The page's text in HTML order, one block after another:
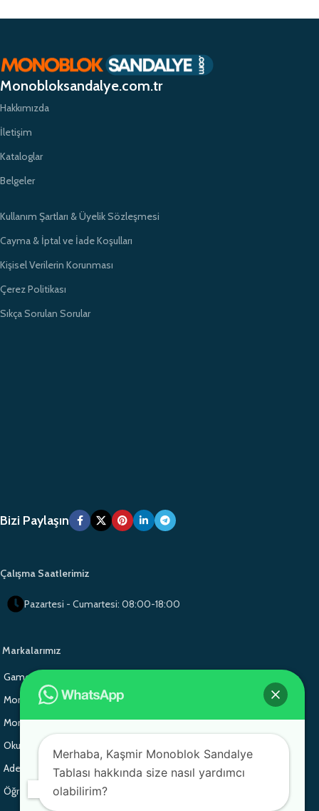
zamanında teslimat garantimizle eğitim kurumlarının ihtiyaçlarına hızlı ve
etkili çözümler sunarak sektörde öncü bir konumda yer almayı
amaçlıyoruz.
Monobloksandalye.com.tr
Hakkımızda
İletişim
Kataloglar
Belgeler
Kullanım Şartları & Üyelik Sözleşmesi
Cayma & İptal ve İade Koşulları
Kişisel Verilerin Korunması
Çerez Politikası
Sıkça Sorulan Sorular
Bizi Paylaşın
Çalışma Saatlerimiz
Pazartesi - Cumartesi: 08:00-18:00
Markalarımız
Gamo Okul Mobilyaları
Monoblok Sandalye
Monoblok Sandalye
Gamo School Furniture
Okul Sırası
Adem Koç Plastik
Adem Koç Plastik
Öğrenci Sırası
Merhaba, Kaşmir Monoblok Sandalye
Tablası hakkında size nasıl yardımcı
olabilirim?